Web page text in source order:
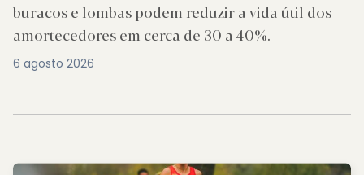
buracos e lombas podem reduzir a vida útil dos
amortecedores em cerca de 30 a 40%.
6 agosto 2026